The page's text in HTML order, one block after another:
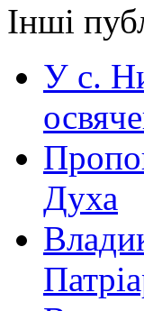
Інші
У с.
Духа